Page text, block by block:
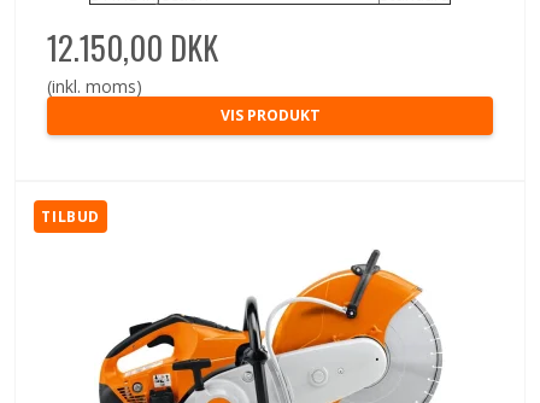
12.150,00 DKK
(inkl. moms)
VIS PRODUKT
TILBUD